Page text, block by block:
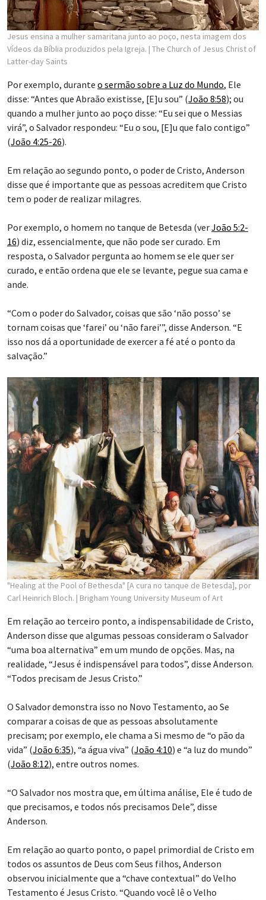
Jesus ensina a mulher samaritana junto ao poço, nesta imagem dos
Vídeos da Bíblia produzidos pela Igreja. | The Church of Jesus Christ of
Latter-day Saints
Por exemplo, durante o sermão sobre a Luz do Mundo, Ele
disse: “Antes que Abraão existisse, [E]u sou” (João 8:58); ou
quando a mulher junto ao poço disse: “Eu sei que o Messias
virá”, o Salvador respondeu: “Eu o sou, [E]u que falo contigo”
(João 4:25-26).
Em relação ao segundo ponto, o poder de Cristo, Anderson
disse que é importante que as pessoas acreditem que Cristo
tem o poder de realizar milagres.
Por exemplo, o homem no tanque de Betesda (verJoão 5:2-
16) diz, essencialmente, que não pode ser curado. Em
resposta, o Salvador pergunta ao homem se ele quer ser
curado, e então ordena que ele se levante, pegue sua cama e
ande.
“Com o poder do Salvador, coisas que são ‘não posso’ se
tornam coisas que ‘farei’ ou ‘não farei’”, disse Anderson. “E
isso nos dá a oportunidade de exercer a fé até o ponto da
salvação.”
"Healing at the Pool of Bethesda" [A cura no tanque de Betesda], por
Carl Heinrich Bloch. | Brigham Young University Museum of Art
Em relação ao terceiro ponto, a indispensabilidade de Cristo,
Anderson disse que algumas pessoas consideram o Salvador
“uma boa alternativa” em um mundo de opções. Mas, na
realidade, “Jesus é indispensável para todos”, disse Anderson.
“Todos precisam de Jesus Cristo.”
O Salvador demonstra isso no Novo Testamento, ao Se
comparar a coisas de que as pessoas absolutamente
precisam; por exemplo, ele chama a Si mesmo de “o pão da
vida” (João 6:35), “a água viva” (João 4:10) e “a luz do mundo”
(João 8:12), entre outros nomes.
“O Salvador nos mostra que, em última análise, Ele é tudo de
que precisamos, e todos nós precisamos Dele”, disse
Anderson.
Em relação ao quarto ponto, o papel primordial de Cristo em
todos os assuntos de Deus com Seus filhos, Anderson
observou inicialmente que a “chave contextual” do Velho
Testamento é Jesus Cristo. “Quando você lê o Velho